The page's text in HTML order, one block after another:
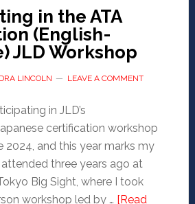
in the ATA
(English-
JLD Workshop
LINCOLN LEAVE A COMMENT
in JLD’s
certification workshop
2024, and this year marks my
three years ago at
Big Sight, where I took
workshop led by … [Read